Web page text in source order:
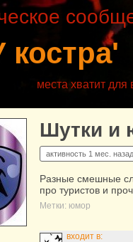
костра'
места хватит для
Шутки и
активность 1 мес. назад
Разные смешные
про туристов и
Метки: юмор
входит в: